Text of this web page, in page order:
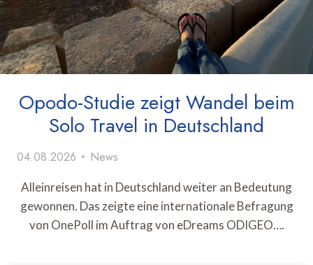
Opodo-Studie zeigt Wandel beim
Solo Travel in Deutschland
04.08.2026 News
Alleinreisen hat in Deutschland weiter an Bedeutung
gewonnen. Das zeigte eine internationale Befragung
von OnePoll im Auftrag von eDreams ODIGEO….